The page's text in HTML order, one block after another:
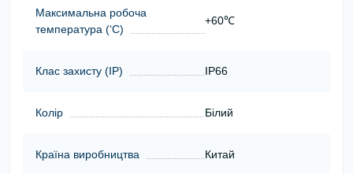
Максимальна робоча
температура (‘С)
+60℃
Клас захисту (ІР) IP66
Колір Білий
Країна виробництва Китай